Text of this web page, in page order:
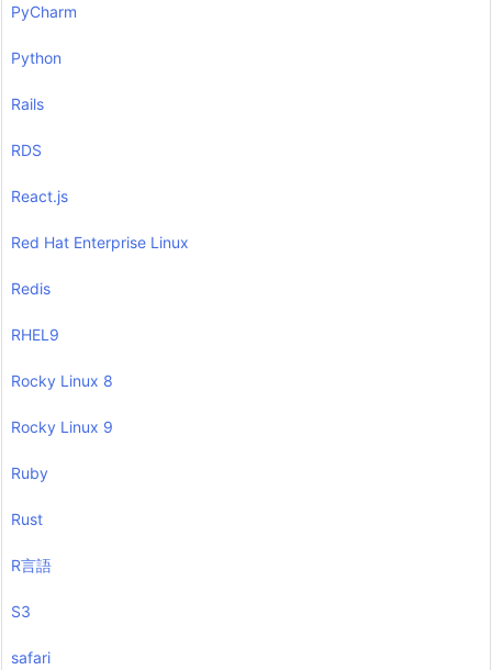
PyCharm
Python
Rails
RDS
React.js
Red Hat Enterprise Linux
Redis
RHEL9
Rocky Linux 8
Rocky Linux 9
Ruby
Rust
R言語
S3
safari